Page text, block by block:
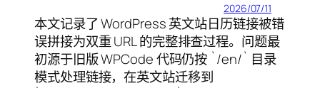
2026/07/11
本文记录了 WordPress 英文站日历链接被错
误拼接为双重 URL 的完整排查过程。问题最
初源于旧版 WPCode 代码仍按 `/en/` 目录
模式处理链接，在英文站迁移到